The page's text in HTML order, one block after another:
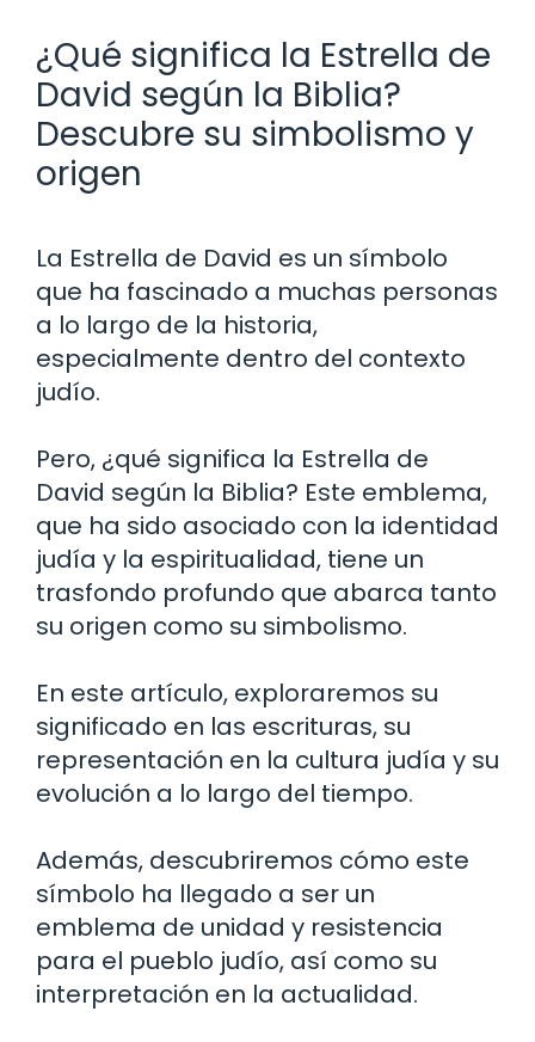
¿Qué significa la Estrella de
David según la Biblia?
Descubre su simbolismo y
origen
La Estrella de David es un símbolo
que ha fascinado a muchas personas
a lo largo de la historia,
especialmente dentro del contexto
judío.
Pero, ¿qué significa la Estrella de
David según la Biblia? Este emblema,
que ha sido asociado con la identidad
judía y la espiritualidad, tiene un
trasfondo profundo que abarca tanto
su origen como su simbolismo.
En este artículo, exploraremos su
significado en las escrituras, su
representación en la cultura judía y su
evolución a lo largo del tiempo.
Además, descubriremos cómo este
símbolo ha llegado a ser un
emblema de unidad y resistencia
para el pueblo judío, así como su
interpretación en la actualidad.